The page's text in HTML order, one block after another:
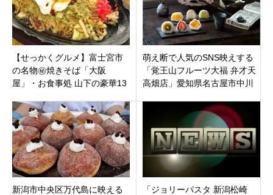
【せっかくグルメ】富士宮市
の名物㊙焼きそば「大阪
屋」・お食事処 山下の豪華13
「かつゆう」まとめ！
萌え断で人気のSNS映えする
「覚王山フルーツ大福 弁才天
高畑店」愛知県名古屋市中川
新潟市中央区万代島に映える
「ジョリーパスタ 新潟松崎